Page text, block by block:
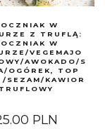
W
Z TRUFLĄ:
W
VEGEMAJO
AWOKADO/S
OGÓREK, TOP
/SEZAM/KAWIOR
TRUFLOWY
PLN